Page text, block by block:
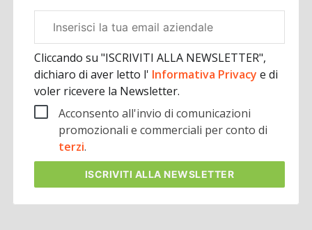
aziendale
Cliccando su "ISCRIVITI ALLA NEWSLETTER",
dichiaro di aver letto l' Informativa Privacye di
voler ricevere la Newsletter.
Acconsento all'invio di comunicazioni
promozionali e commerciali per conto di
terzi.
ISCRIVITI ALLA NEWSLETTER